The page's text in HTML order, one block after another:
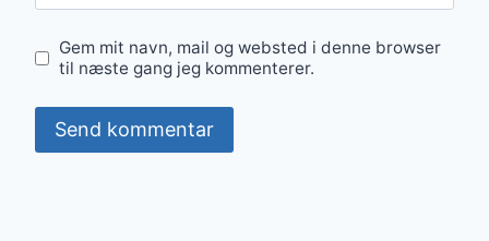
Gem mit navn, mail og websted i denne browser
til næste gang jeg kommenterer.